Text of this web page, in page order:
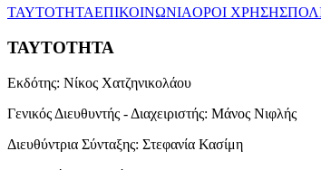
ΤΑΥΤΟΤΗΤΑΕΠΙΚΟΙΝΩΝΙΑΟΡΟΙ ΧΡΗΣΗΣ
ΤΑΥΤΟΤΗΤΑ
Εκδότης: Νίκος Χατζηνικολάου
Γενικός Διευθυντής - Διαχειριστής: Μάνος Νιφλής
Διευθύντρια Σύνταξης: Στεφανία Κασίμη